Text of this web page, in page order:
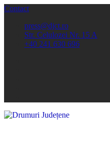
Contact
press@djct.ro
Str. Celulozei Nr. 15 A
+40 241 630 696